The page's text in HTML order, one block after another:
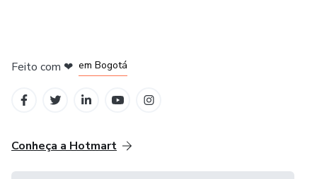
Feito com ❤ em Bogotá
Conheça a Hotmart